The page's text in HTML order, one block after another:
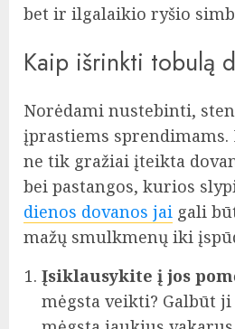
bet ir ilgalaikio ryšio
Kaip išrinkti tobulą
Norėdami nustebinti,
įprastiems
ne tik gražiai įteikta
bei pastangos, kurios
dienos dovanos jai gali
mažų smulkmenų iki
Įsiklausykite į jos
mėgsta veikti? Galbūt